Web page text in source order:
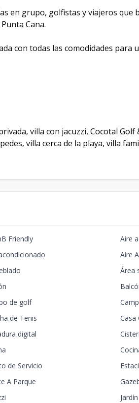
en grupo, golfistas y viajeros que
Cana.
con todas las comodidades para
villa con jacuzzi, Cocotal
villa cerca de la playa, villa
Friendly
Aire
Aire
Área
de golf
de Tenis
Casa
digital
de Servicio
A Parque
Jardín